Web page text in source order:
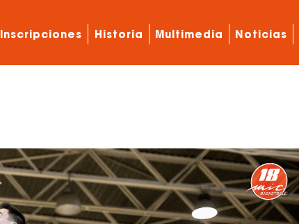
Inscripciones Historia Multimedia Noticias